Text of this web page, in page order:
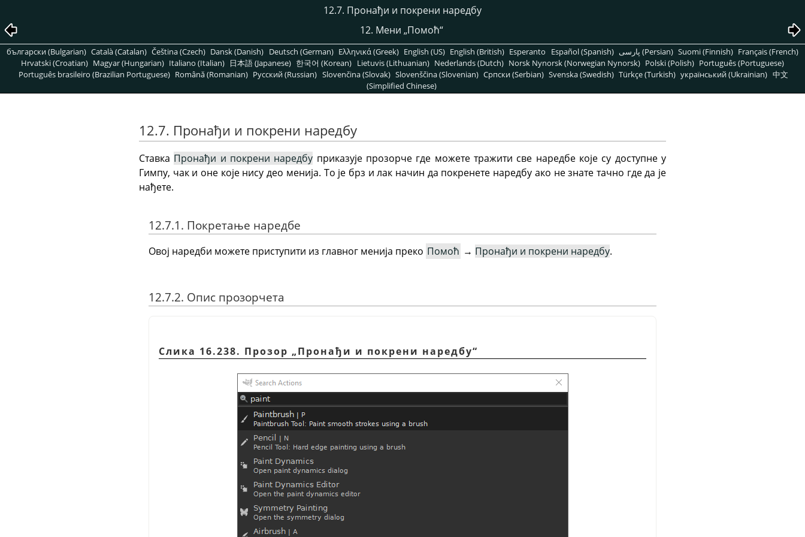
12.7. Пронађи и покрени наредбу
12. Мени „Помоћ“
български (Bulgarian) Català (Catalan) Čeština (Czech) Dansk (Danish) Deutsch (German) Ελληνικά (Greek) English (US) English (British) Esperanto Español (Spanish) پارسی (Persian) Suomi (Finnish) Français (French)
Hrvatski (Croatian) Magyar (Hungarian) Italiano (Italian) 日本語 (Japanese) 한국어 (Korean) Lietuvis (Lithuanian) Nederlands (Dutch) Norsk Nynorsk (Norwegian Nynorsk) Polski (Polish) Português (Portuguese)
Português brasileiro (Brazilian Portuguese) Română (Romanian) Pусский (Russian) Slovenčina (Slovak) Slovenščina (Slovenian) Српски (Serbian) Svenska (Swedish) Türkçe (Turkish) український (Ukrainian) 中文
(Simplified Chinese)
12.7. Пронађи и покрени наредбу
Ставка Пронађи и покрени наредбу приказује прозорче где можете тражити све наредбе које су доступне у
Гимпу, чак и оне које нису део менија. То је брз и лак начин да покренете наредбу ако не знате тачно где да је
нађете.
12.7.1. Покретање наредбе
Овој наредби можете приступити из главног менија преко Помоћ → Пронађи и покрени наредбу.
12.7.2. Опис прозорчета
Слика 16.238. Прозор „Пронађи и покрени наредбу“